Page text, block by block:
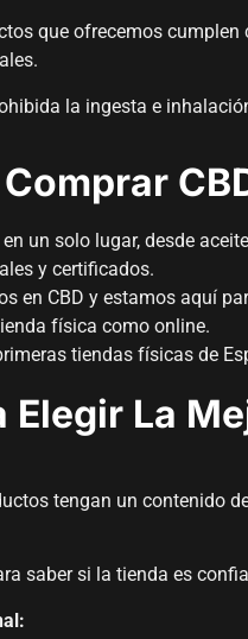
que ofrecemos
la ingesta e
un solo lugar, desde
y certificados.
en CBD y estamos aquí
física como online.
tiendas físicas de
La
tengan un contenido
saber si la tienda es